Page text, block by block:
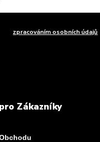
zpracováním osobních údajů
Zákazníky